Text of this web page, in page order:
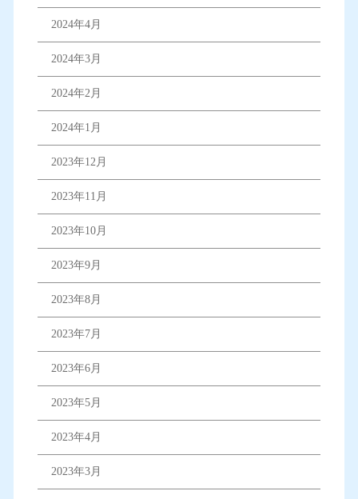
2024年4月
2024年3月
2024年2月
2024年1月
2023年12月
2023年11月
2023年10月
2023年9月
2023年8月
2023年7月
2023年6月
2023年5月
2023年4月
2023年3月